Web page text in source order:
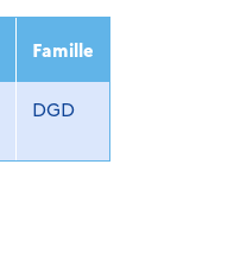
2023
Famille
DGD